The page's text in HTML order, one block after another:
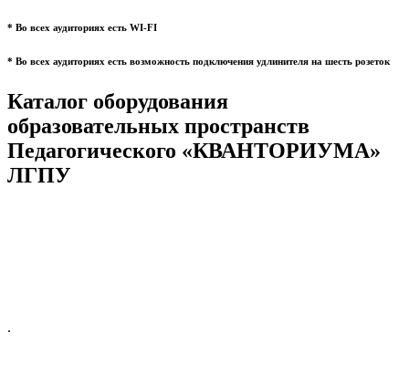
* Во всех аудиториях есть WI-FI
* Во всех аудиториях есть возможность подключения удлинителя на шесть розеток
Каталог оборудования
образовательных пространств
Педагогического «КВАНТОРИУМА»
ЛГПУ
.